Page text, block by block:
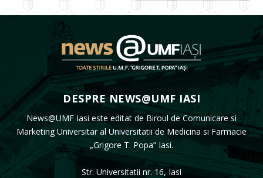
DESPRE NEWS@UMF IASI
News@UMF Iasi este editat de Biroul de Comunicare si
Marketing Universitar al Universitatii de Medicina si Farmacie
„Grigore T. Popa” Iasi.
Str. Universitatii nr. 16, Iasi